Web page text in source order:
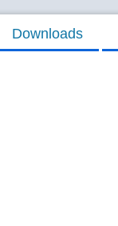
Downloads